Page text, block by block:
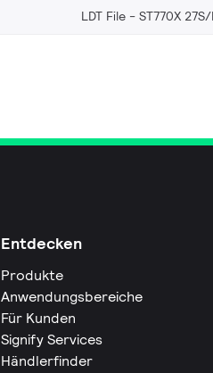
LDT File - ST770X
Entdecken
Produkte
Anwendungsbereiche
Für Kunden
Signify Services
Händlerfinder